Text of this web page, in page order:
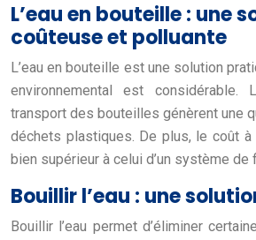
L’eau en bouteille : une
coûteuse et polluante
L’eau en bouteille est une solution
environnemental est
transport des bouteilles génèrent une
déchets plastiques. De plus, le coût
bien supérieur à celui d’un système de
Bouillir l’eau : une
Bouillir l’eau permet d’éliminer